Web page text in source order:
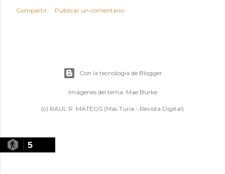
Compartir Publicar un comentario
Con la tecnología de Blogger
Imágenes del tema: Mae Burke
(c) RAUL R. MATEOS (Mas Turia - Revista Digital)
5